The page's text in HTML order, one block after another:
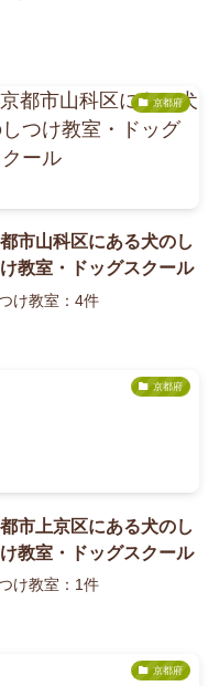
京都府
市山科区にある犬のし
教室・ドッグスクール
け教室：4件
京都府
市上京区にある犬のし
教室・ドッグスクール
け教室：1件
京都府